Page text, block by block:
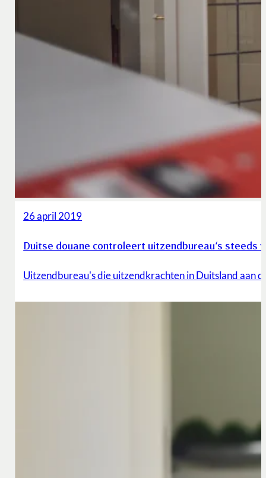
26 april 2019
Duitse douane controleert uitzendbureau‘s steeds
Uitzendbureau's die uitzendkrachten in Duitsland aan